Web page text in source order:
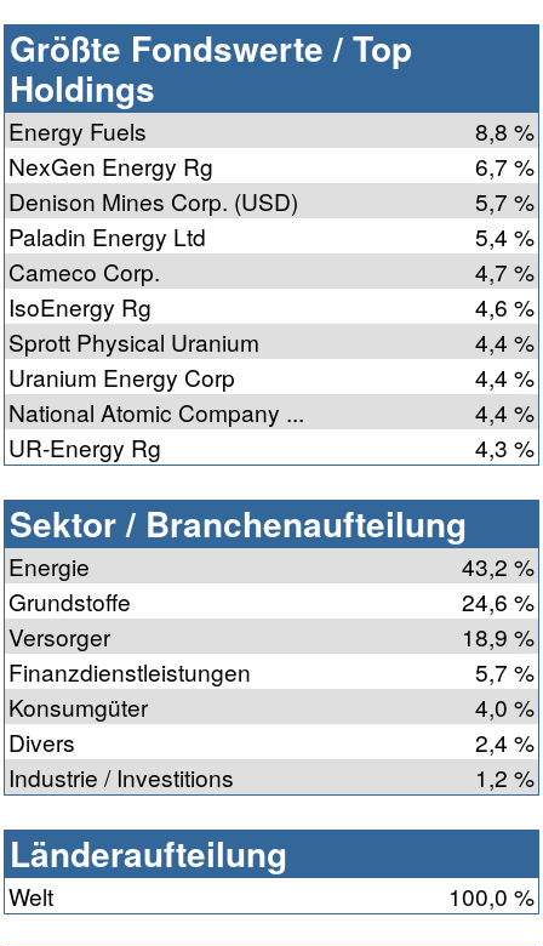
Größte Fondswerte / Top
Holdings
Energy Fuels
8,8 %
NexGen Energy Rg
6,7 %
Denison Mines Corp. (USD)
5,7 %
Paladin Energy Ltd
5,4 %
Cameco Corp.
4,7 %
IsoEnergy Rg
4,6 %
Sprott Physical Uranium
4,4 %
Uranium Energy Corp
4,4 %
National Atomic Company ...
4,4 %
UR-Energy Rg
4,3 %
Sektor / Branchenaufteilung
Energie
43,2 %
Grundstoffe
24,6 %
Versorger
18,9 %
Finanzdienstleistungen
5,7 %
Konsumgüter
4,0 %
Divers
2,4 %
Industrie / Investitions
1,2 %
Länderaufteilung
Welt 100,0 %